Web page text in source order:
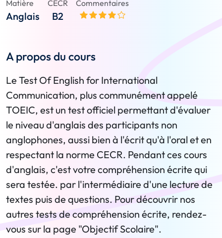
Matière
Anglais
CECR
B2
Commentaires
A propos du cours
Le Test Of English for International
Communication, plus communément appelé
TOEIC, est un test officiel permettant d'évaluer
le niveau d'anglais des participants non
anglophones, aussi bien à l'écrit qu'à l'oral et en
respectant la norme CECR. Pendant ces cours
d'anglais, c'est votre compréhension écrite qui
sera testée. par l'intermédiaire d'une lecture de
textes puis de questions. Pour découvrir nos
autres tests de compréhension écrite, rendez-
vous sur la page "Objectif Scolaire".